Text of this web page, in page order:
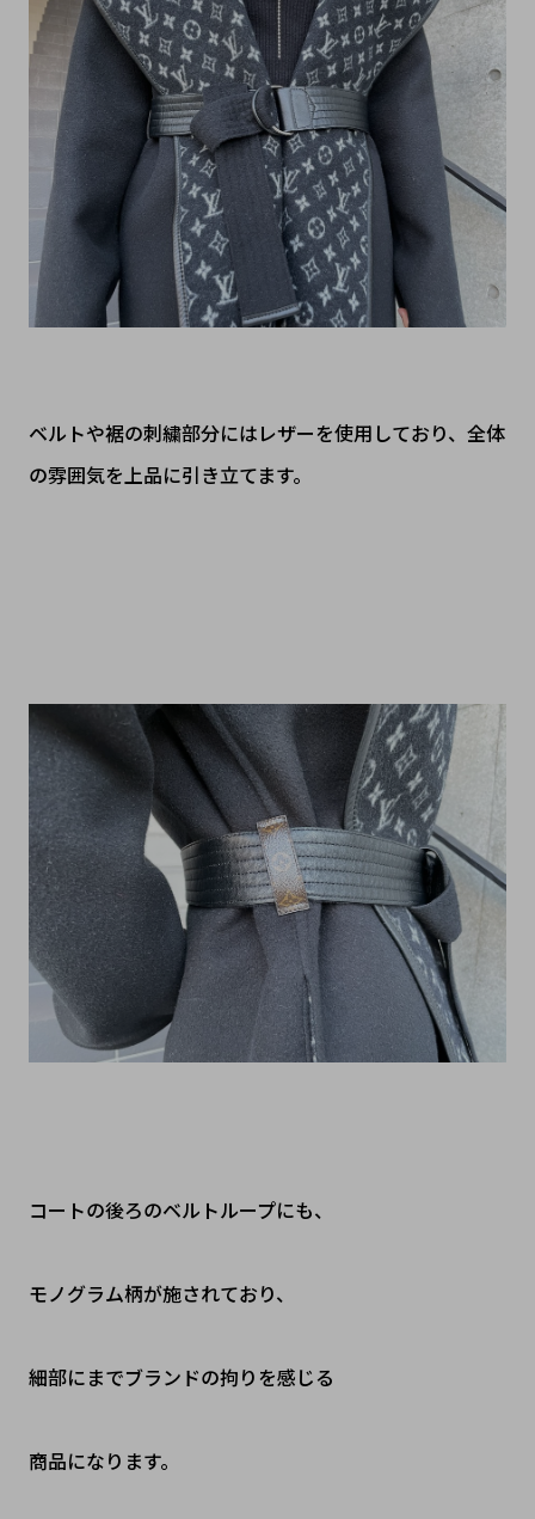
ベルトや裾の刺繍部分にはレザーを使用しており、全体
の雰囲気を上品に引き立てます。
コートの後ろのベルトループにも、
モノグラム柄が施されており、
細部にまでブランドの拘りを感じる
商品になります。